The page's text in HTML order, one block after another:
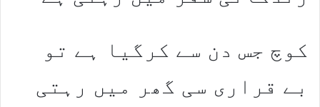
کوچ جس دن سے کرگیا ہے تو
بے قراری سی گھر میں رہتی